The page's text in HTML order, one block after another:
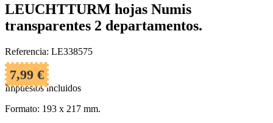
LEUCHTTURM hojas Numis
transparentes 2 departamentos.
Referencia: LE338575
7,99 €
Impuestos incluidos
Formato: 193 x 217 mm.